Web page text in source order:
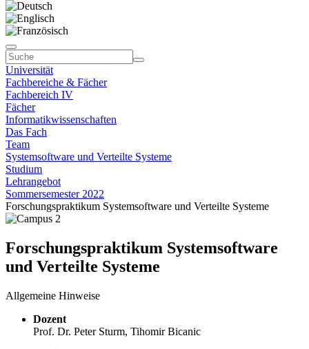
Universität
Fachbereiche & Fächer
Fachbereich IV
Fächer
Informatikwissenschaften
Das Fach
Team
Systemsoftware und Verteilte Systeme
Studium
Lehrangebot
Sommersemester 2022
Forschungspraktikum Systemsoftware und Verteilte Systeme
Forschungspraktikum Systemsoftware
und Verteilte Systeme
Allgemeine Hinweise
Dozent
Prof. Dr. Peter Sturm, Tihomir Bicanic